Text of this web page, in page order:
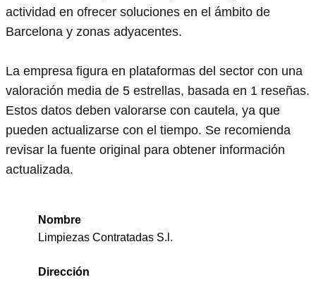
actividad en ofrecer soluciones en el ámbito de
Barcelona y zonas adyacentes.
La empresa figura en plataformas del sector con una
valoración media de 5 estrellas, basada en 1 reseñas.
Estos datos deben valorarse con cautela, ya que
pueden actualizarse con el tiempo. Se recomienda
revisar la fuente original para obtener información
actualizada.
Nombre
Limpiezas Contratadas S.l.
Dirección